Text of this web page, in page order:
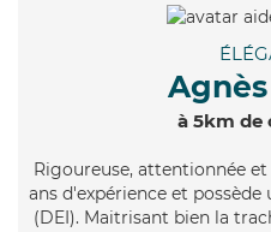
Agnès
à 5km de
Rigoureuse, attentionnée
ans d'expérience et
(DEI). Maitrisant bien la